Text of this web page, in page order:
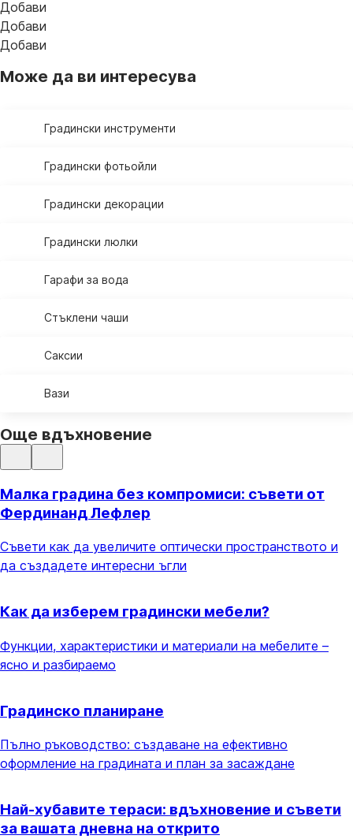
Добави
Добави
Добави
Може да ви интересува
Градински инструменти
Градински фотьойли
Градински декорации
Градински люлки
Гарафи за вода
Стъклени чаши
Саксии
Вази
Още вдъхновение
Малка градина без компромиси: съвети от
Фердинанд Лефлер
Съвети как да увеличите оптически пространството и
да създадете интересни ъгли
Как да изберем градински мебели?
Функции, характеристики и материали на мебелите –
ясно и разбираемо
Градинско планиране
Пълно ръководство: създаване на ефективно
оформление на градината и план за засаждане
Най-хубавите тераси: вдъхновение и съвети
за вашата дневна на открито